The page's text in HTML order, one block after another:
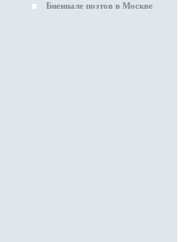
Биеннале поэтов в Москве